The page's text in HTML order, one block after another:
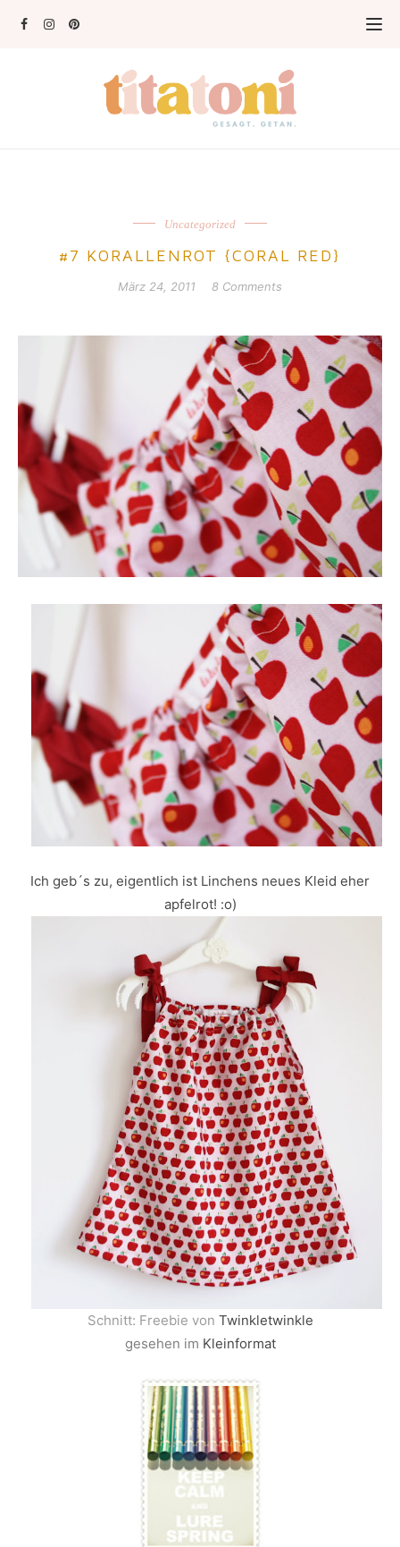
Uncategorized
#7 KORALLENROT {CORAL RED}
März 24, 2011 8 Comments
Ich geb´s zu, eigentlich ist Linchens neues Kleid eher
apfelrot! :o)
Schnitt: Freebie von Twinkletwinkle
gesehen im Kleinformat